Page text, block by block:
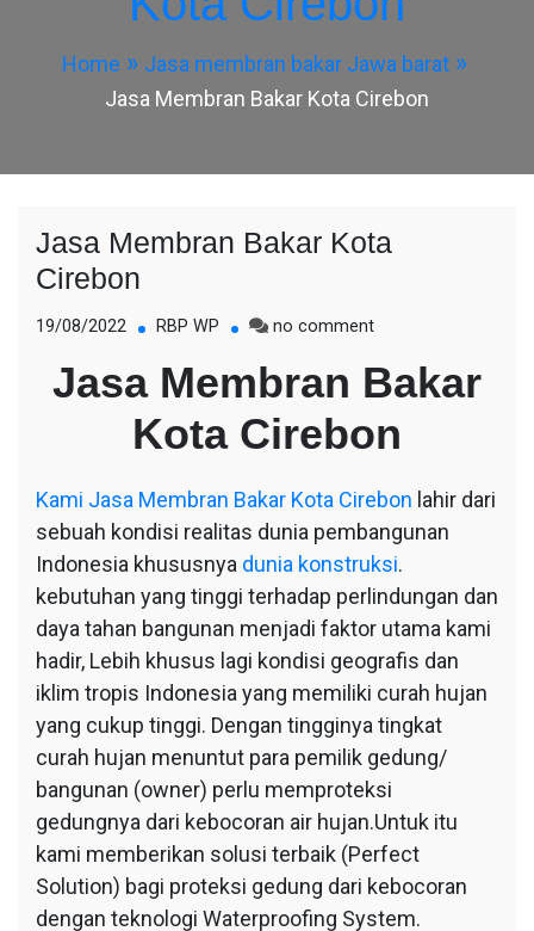
Home
Jasa membran bakar Jawa barat
Jasa Membran Bakar Kota Cirebon
Jasa Membran Bakar Kota
Cirebon
19/08/2022 RBP WP no commenton
Membran
Bakar
Kota
Cirebon
Jasa Membran Bakar
Kota Cirebon
Kami Jasa Membran Bakar Kota Cirebon lahir dari
sebuah kondisi realitas dunia pembangunan
Indonesia khususnya dunia konstruksi.
kebutuhan yang tinggi terhadap perlindungan dan
daya tahan bangunan menjadi faktor utama kami
hadir, Lebih khusus lagi kondisi geografis dan
iklim tropis Indonesia yang memiliki curah hujan
yang cukup tinggi. Dengan tingginya tingkat
curah hujan menuntut para pemilik gedung/
bangunan (owner) perlu memproteksi
gedungnya dari kebocoran air hujan.Untuk itu
kami memberikan solusi terbaik (Perfect
Solution) bagi proteksi gedung dari kebocoran
dengan teknologi Waterproofing System.